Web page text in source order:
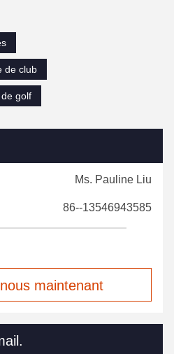
de club
golf
Ms. Pauline Liu
86--13546943585
maintenant